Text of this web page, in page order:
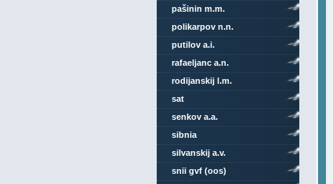
pašinin m.m.
polikarpov n.n.
putilov a.i.
rafaeljanc a.n.
rodijanskij l.m.
sat
senkov a.a.
sibnia
silvanskij a.v.
snii gvf (oos)